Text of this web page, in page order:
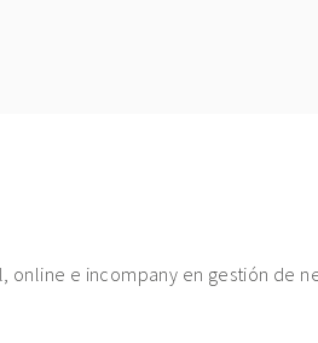
e incompany en gestión de